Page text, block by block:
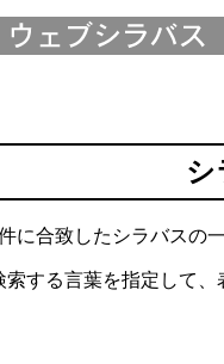
シ
に合致したシラバスの
索する言葉を指定して